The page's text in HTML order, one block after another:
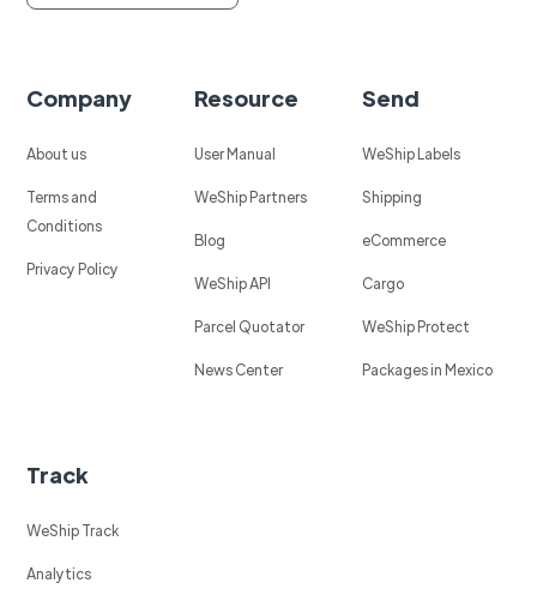
Company
About us
Terms and
Conditions
Privacy Policy
Resource
User Manual
WeShip Partners
Blog
WeShip API
Parcel Quotator
News Center
Send
WeShip Labels
Shipping
eCommerce
Cargo
WeShip Protect
Packages in Mexico
Track
WeShip Track
Analytics